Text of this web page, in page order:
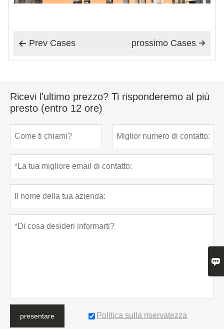
 Prev Cases 
prossimo Cases
Ricevi l'ultimo prezzo? Ti risponderemo al più
presto (entro 12 ore)
presentare Politica sulla riservatezza
